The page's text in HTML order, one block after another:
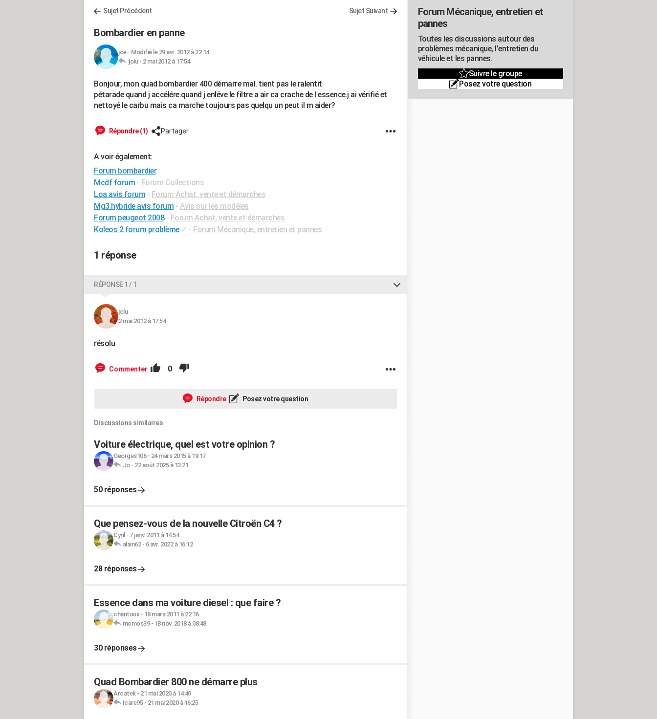
Sujet Précédent Sujet Suivant
Bombardier en panne
joe- Modifié le 29 avr. 2012 à 22:14
jolu - 2 mai 2012 à 17:54
Bonjour, mon quad bombardier 400 démarre mal. tient pas le ralentit
pétarade quand j accélére.quand j enléve le filtre a air ca crache de l essence.j ai vérifié et
nettoyé le carbu mais ca marche toujours pas quelqu un peut il m aider?
Répondre (1) Partager
A voir également:
Forum bombardier
Mcdf forum - Forum Collections
Loa avis forum - Forum Achat, vente et démarches
Mg3 hybride avis forum - Avis sur les modèles
Forum peugeot 2008 - Forum Achat, vente et démarches
Koleos 2 forum problème ✓ - Forum Mécanique, entretien et pannes
1 réponse
RÉPONSE 1 / 1
jolu
2 mai 2012 à 17:54
résolu
Commenter 0
Répondre Posez votre question
Discussions similaires
Voiture électrique, quel est votre opinion ?
Georges106- 24 mars 2015 à 19:17
Jo- 22 août 2025 à 13:21
50 réponses
Que pensez-vous de la nouvelle Citroën C4 ?
Cyril - 7 janv. 2011 à 14:54
alain62- 6 avr. 2022 à 16:12
28 réponses
Essence dans ma voiture diesel : que faire ?
chantoux - 18 mars 2011 à 22:16
momos39- 18 nov. 2018 à 08:48
30 réponses
Quad Bombardier 800 ne démarre plus
Arcatek- 21 mai 2020 à 14:49
Icare95- 21 mai 2020 à 16:25
Forum Mécanique, entretien et
pannes
Toutes les discussions autour des
problèmes mécanique, l'entretien du
véhicule et les pannes.
Suivre le groupe
Posez votre question